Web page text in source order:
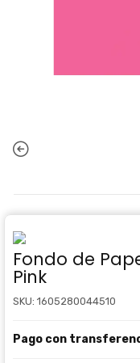
Fondo de
Pink
SKU: 1605280044510
Pago con